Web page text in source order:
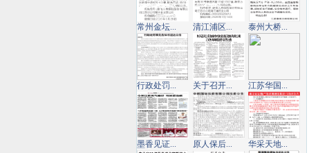
常州金坛... 清江浦区... 泰州大桥...
行政处罚... 关于召开... 江苏华国...
墨香见证... 原人保后... 华采天地...